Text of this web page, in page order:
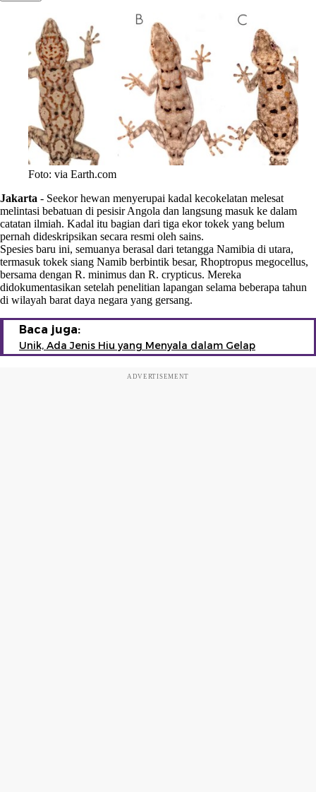
Foto: via Earth.com
Jakarta - Seekor hewan menyerupai kadal kecokelatan melesat
melintasi bebatuan di pesisir Angola dan langsung masuk ke dalam
catatan ilmiah. Kadal itu bagian dari tiga ekor tokek yang belum
pernah dideskripsikan secara resmi oleh sains.
Spesies baru ini, semuanya berasal dari tetangga Namibia di utara,
termasuk tokek siang Namib berbintik besar, Rhoptropus megocellus,
bersama dengan R. minimus dan R. crypticus. Mereka
didokumentasikan setelah penelitian lapangan selama beberapa tahun
di wilayah barat daya negara yang gersang.
Baca juga:
Unik, Ada Jenis Hiu yang Menyala dalam Gelap
ADVERTISEMENT